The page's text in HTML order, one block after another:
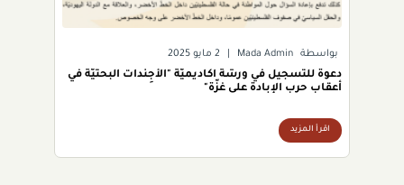
بواسطة Mada Admin 2 مايو 2025
دعوة للتسجيل في ورشة أكاديميّة "الأَجِنْدات البحثيّة في
أعقاب حرب الإبادة على غزّة"
اقرأ المزيد